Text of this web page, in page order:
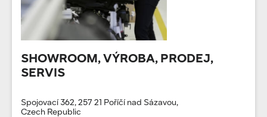
SHOWROOM, VÝROBA, PRODEJ,
SERVIS
Spojovací 362, 257 21 Poříčí nad Sázavou,
Czech Republic